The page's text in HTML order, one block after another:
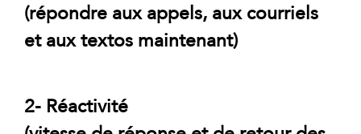
(répondre aux appels, aux courriels
et aux textos maintenant)
2- Réactivité